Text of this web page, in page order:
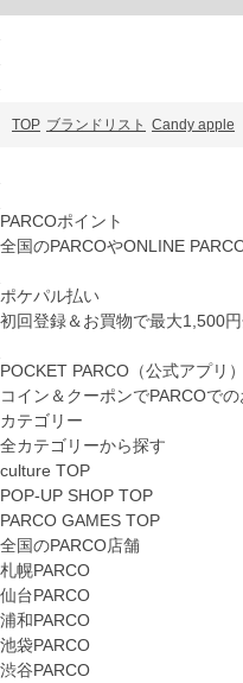
TOP ブランドリスト Candy apple
PARCOポイント
全国のPARCOやONLINE
ポケパル払い
初回登録＆お買物で最大1,500
POCKET PARCO（公式アプリ）
コイン＆クーポンでPARCOで
カテゴリー
全カテゴリーから探す
culture TOP
POP-UP SHOP TOP
PARCO GAMES TOP
全国のPARCO店舗
札幌PARCO
仙台PARCO
浦和PARCO
池袋PARCO
渋谷PARCO